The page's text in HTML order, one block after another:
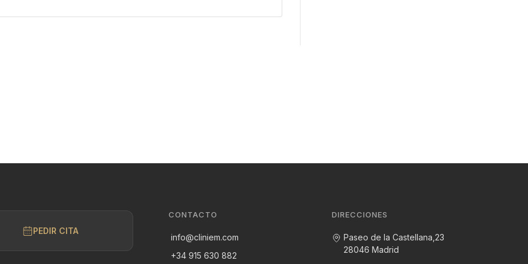
PEDIR CITA
CONTACTO
info@cliniem.com
+34 915 630 882
DIRECCIONES
Paseo de la Castellana,23
28046 Madrid